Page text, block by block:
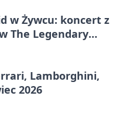
w Żywcu: koncert z
The Legendary
Lamborghini,
2026